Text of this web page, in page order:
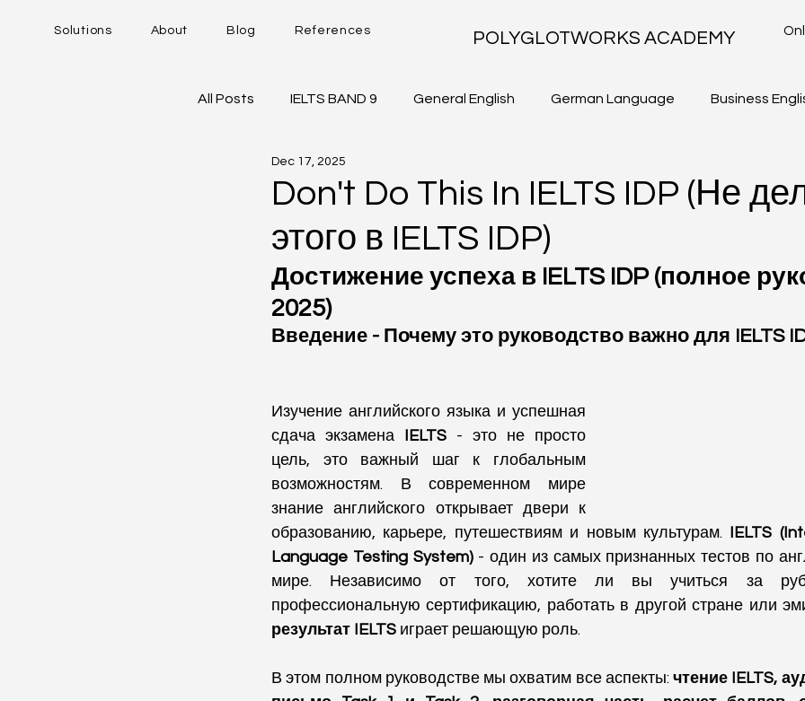
Solutions About Blog References POLYGLOTWORKS ACADEMY
All Posts IELTS BAND 9 General English German Language Business
DUOLINGO - DET
Career Trajectory
Don't Do This In IELTS IDP (Не
этого в IELTS IDP)
Dec 17, 2025
Достижение успеха в IELTS IDP (полное
2025)
Введение - Почему это руководство важно для IELTS
Изучение английского языка и успешная
сдача экзамена
IELTS - это не просто
цель, это важный шаг к глобальным
возможностям. В современном мире
знание английского открывает двери к
образованию, карьере, путешествиям и новым культурам. IELTS
Language Testing System) - один из самых признанных тестов по
мире. Независимо от того, хотите ли вы учиться за
профессиональную сертификацию, работать в другой стране или
результат IELTS играет решающую роль.
В этом полном руководстве мы охватим все аспекты: чтение IELTS,